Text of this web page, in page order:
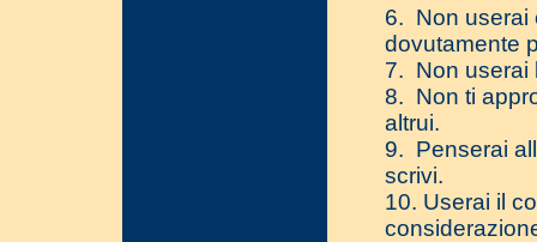
6. Non userai
dovutamente
7. Non userai
8. Non ti
altrui.
9. Penserai
scrivi.
10. Userai il